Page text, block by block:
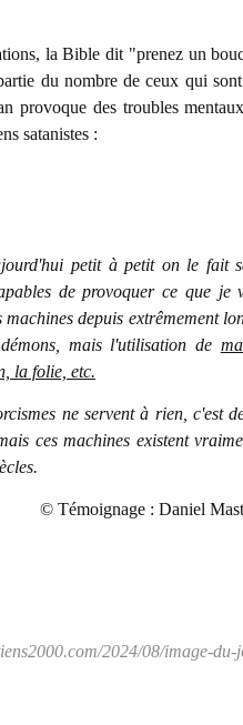
la Bible dit "prenez un
du nombre de ceux qui
provoque des troubles
satanistes :
petit à petit on le fait
de provoquer ce que je
machines depuis extrêmement
mais l'utilisation de
la folie, etc.
ne servent à rien, c'est
ces machines existent
© Témoignage : Daniel
2024/08/image-